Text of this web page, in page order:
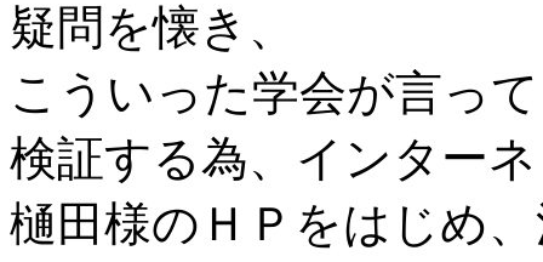
疑問を懐き、
こういった学会が言っ
検証する為、 インター
樋田様のＨＰをはじめ